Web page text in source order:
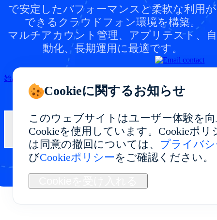
で安定したパフォーマンスと柔軟な利用が
できるクラウドフォン環境を構築。
マルチアカウント管理、アプリテスト、自
動化、長期運用に最適です。
始める
お問い合わせ
Cookieに関するお知らせ
このウェブサイトはユーザー体験を
Cookieを使用しています。Cookieポリ
は同意の撤回については、 プライバ
びCookieポリシーをご確認ください。